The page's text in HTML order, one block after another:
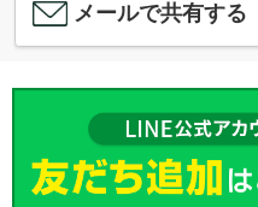
メールで共有する